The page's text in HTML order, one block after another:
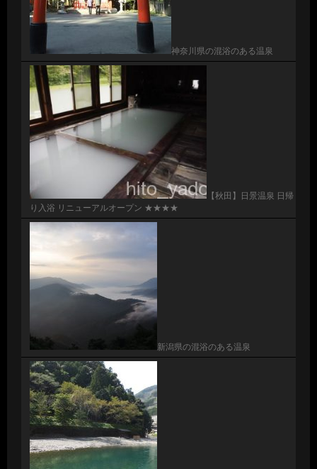
神奈川県の混浴のある温泉
【秋田】日景温泉 日帰
り入浴 リニューアルオープン ★★★★
新潟県の混浴のある温泉